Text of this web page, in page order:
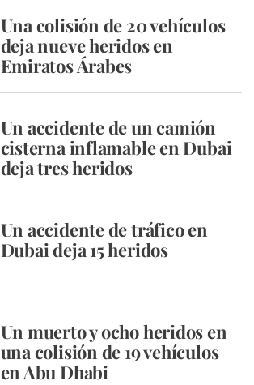
Una colisión de 20 vehículos
deja nueve heridos en
Emiratos Árabes
Un accidente de un camión
cisterna inflamable en Dubai
deja tres heridos
Un accidente de tráfico en
Dubai deja 15 heridos
Un muerto y ocho heridos en
una colisión de 19 vehículos
en Abu Dhabi